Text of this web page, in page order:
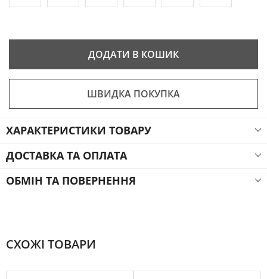
ДОДАТИ В КОШИК
ШВИДКА ПОКУПКА
ХАРАКТЕРИСТИКИ ТОВАРУ
ДОСТАВКА ТА ОПЛАТА
ОБМІН ТА ПОВЕРНЕННЯ
СХОЖІ ТОВАРИ